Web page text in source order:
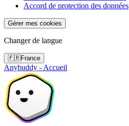
Accord de protection des données
Gérer mes cookies
Changer de langue
🇫🇷France
Anybuddy - Accueil